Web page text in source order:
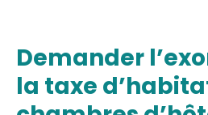
Demander
la taxe